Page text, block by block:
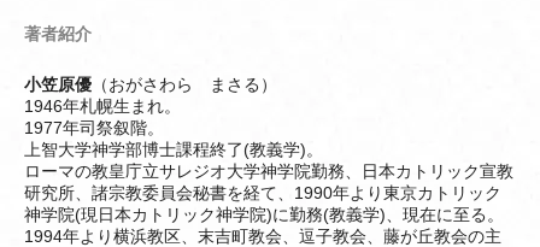
著者紹介
小笠原優 （おがさわら まさる）
1946年札幌生まれ。
1977年司祭叙階。
上智大学神学部博士課程終了(教義学)。
ローマの教皇庁立サレジオ大学神学院勤務、日本カトリック宣教
研究所、諸宗教委員会秘書を経て、1990年より東京カトリック
神学院(現日本カトリック神学院)に勤務(教義学)、現在に至る。
1994年より横浜教区、末吉町教会、逗子教会、藤が丘教会の主